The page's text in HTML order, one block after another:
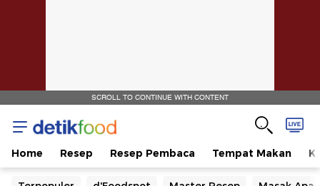
SCROLL TO CONTINUE WITH CONTENT
Home Resep Resep Pembaca Tempat Makan